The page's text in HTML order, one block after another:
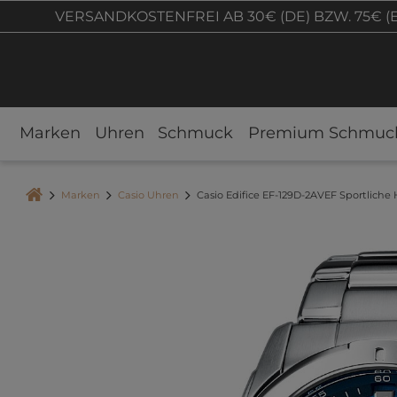
VERSANDKOSTENFREI AB 30€ (DE) BZW. 75€
Marken Uhren Schmuck Premium
Marken Casio Uhren Casio Edifice EF-129D-2AVEF